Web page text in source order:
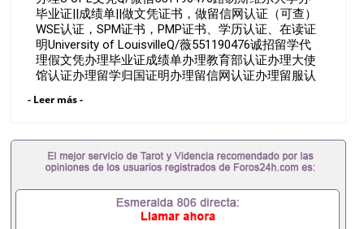
毕业证||成绩单||做文凭证书，做留信网认证（可查）
WSE认证，SPM证书，PMP证书、学历认证、在读证
明University of LouisvilleQ/薇551190476诚招留学代
理假文凭办理毕业证成绩单办理教育部认证办理大使
馆认证办理留学归国证明办理留信网认证办理留服认
证书办理美国文凭办理澳洲文凭办理英国文凭办理加
证+成绩单+留学回国人员证明+教育部认证,录取通知
书，雅思。（全套留学回国必备证明材料，给父母及
亲朋好友一份完美交代）； 2、雅思、托福，
校、转学，甚至是申请工签都可以用到）。 注：上述
材料，随时都可以安排办理，毕业证成绩单，学校，
- Leer más -